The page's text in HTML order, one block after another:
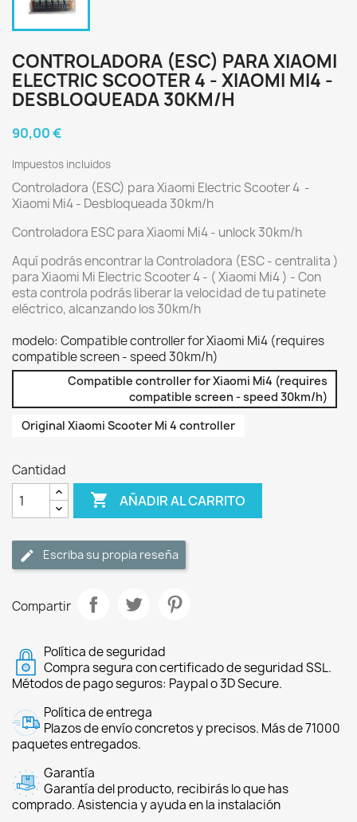
CONTROLADORA (ESC) PARA XIAOMI
ELECTRIC SCOOTER 4 - XIAOMI MI4 -
DESBLOQUEADA 30KM/H
90,00 €
Impuestos incluidos
Controladora (ESC) para Xiaomi Electric Scooter 4 -
Xiaomi Mi4 - Desbloqueada 30km/h
Controladora ESC para Xiaomi Mi4 - unlock 30km/h
Aquí podrás encontrar la Controladora (ESC - centralita )
para Xiaomi Mi Electric Scooter 4 - ( Xiaomi Mi4 ) - Con
esta controla podrás liberar la velocidad de tu patinete
eléctrico, alcanzando los 30km/h
modelo: Compatible controller for Xiaomi Mi4 (requires
compatible screen - speed 30km/h)
Compatible controller for Xiaomi Mi4 (requires
compatible screen - speed 30km/h)
Original Xiaomi Scooter Mi 4 controller
Cantidad
 AÑADIR AL CARRITO
Escriba su propia reseña
Compartir
Política de seguridad
Compra segura con certificado de seguridad SSL.
Métodos de pago seguros: Paypal o 3D Secure.
Política de entrega
Plazos de envío concretos y precisos. Más de 71000
paquetes entregados.
Garantía
Garantía del producto, recibirás lo que has
comprado. Asistencia y ayuda en la instalación